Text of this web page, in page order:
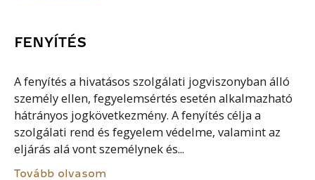
FENYÍTÉS
A fenyítés a hivatásos szolgálati jogviszonyban álló
személy ellen, fegyelemsértés esetén alkalmazható
hátrányos jogkövetkezmény. A fenyítés célja a
szolgálati rend és fegyelem védelme, valamint az
eljárás alá vont személynek és...
Tovább olvasom